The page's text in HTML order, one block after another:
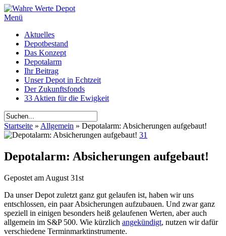
Menü
Aktuelles
Depotbestand
Das Konzept
Depotalarm
Ihr Beitrag
Unser Depot in Echtzeit
Der Zukunftsfonds
33 Aktien für die Ewigkeit
Startseite » Allgemein » Depotalarm: Absicherungen aufgebaut!
31
Depotalarm: Absicherungen aufgebaut!
Gepostet am August 31st
Da unser Depot zuletzt ganz gut gelaufen ist, haben wir uns
entschlossen, ein paar Absicherungen aufzubauen. Und zwar ganz
speziell in einigen besonders heiß gelaufenen Werten, aber auch
allgemein im S&P 500. Wie kürzlich angekündigt, nutzen wir dafür
verschiedene Terminmarktinstrumente.